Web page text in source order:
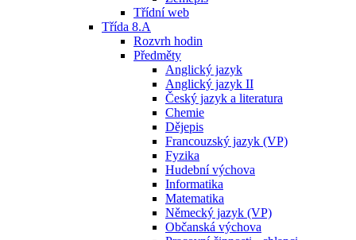
Třídní web
Třída 8.A
Rozvrh hodin
Předměty
Anglický jazyk
Anglický jazyk II
Český jazyk a literatura
Chemie
Dějepis
Francouzský jazyk (VP)
Fyzika
Hudební výchova
Informatika
Matematika
Německý jazyk (VP)
Občanská výchova